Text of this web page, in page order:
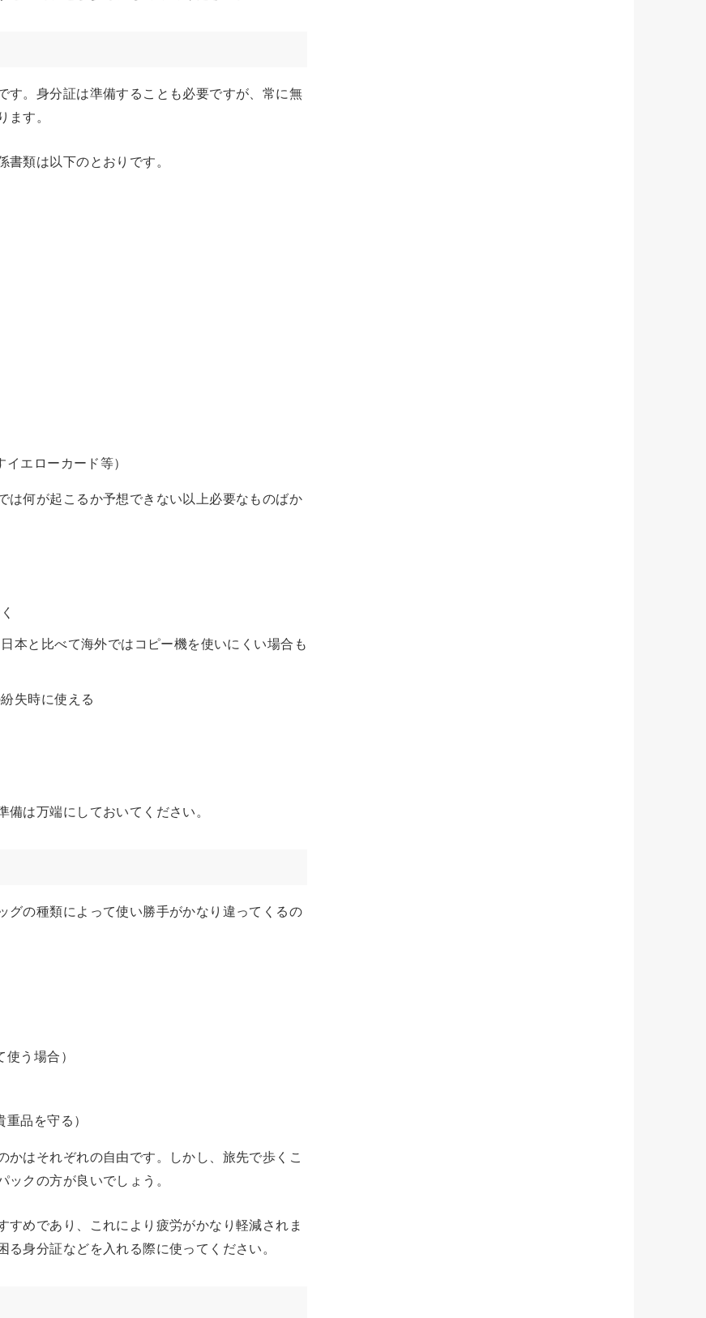
す。身分証は準備することも必要ですが、常に無
ます。
類は以下のとおりです。
エローカード等）
は何が起こるか予想できない以上必要なものばか
本と比べて海外ではコピー機を使いにくい場合も
失時に使える
備は万端にしておいてください。
グの種類によって使い勝手がかなり違ってくるの
う場合）
品を守る）
はそれぞれの自由です。しかし、旅先で歩くこ
クの方が良いでしょう。
めであり、これにより疲労がかなり軽減されま
身分証などを入れる際に使ってください。